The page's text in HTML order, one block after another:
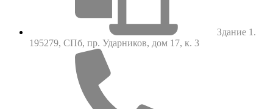
Здание 1.
195279, СПб, пр. Ударников, дом 17, к. 3